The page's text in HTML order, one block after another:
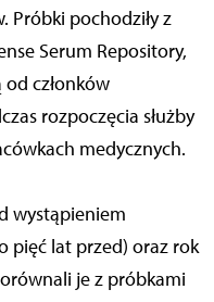
Próbki pochodziły z
Serum Repository,
członków
rozpoczęcia służby
medycznych.
wystąpieniem
pięć lat przed) oraz rok
je z próbkami